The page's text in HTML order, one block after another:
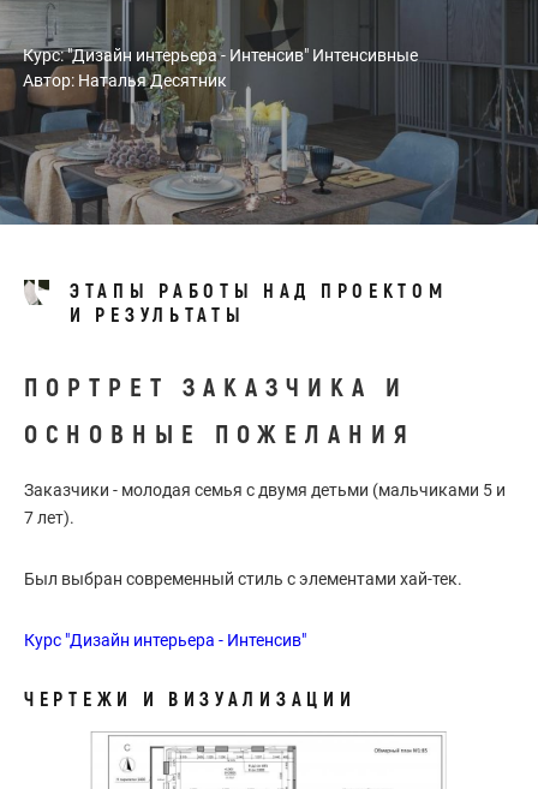
Курс: "Дизайн интерьера - Интенсив" Интенсивные
Автор: Наталья Десятник
ЭТАПЫ РАБОТЫ НАД ПРОЕКТОМ
И РЕЗУЛЬТАТЫ
ПОРТРЕТ ЗАКАЗЧИКА И
ОСНОВНЫЕ ПОЖЕЛАНИЯ
Заказчики - молодая семья с двумя детьми (мальчиками 5 и
7 лет).
Был выбран современный стиль с элементами хай-тек.
Курс "Дизайн интерьера - Интенсив"
ЧЕРТЕЖИ И ВИЗУАЛИЗАЦИИ